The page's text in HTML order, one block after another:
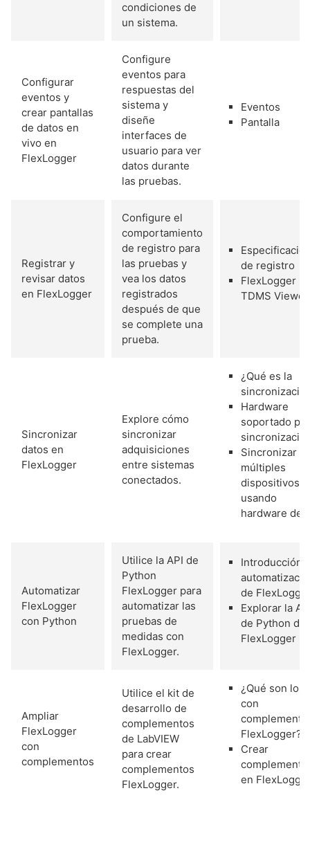
condiciones de
un sistema.
Configurar
eventos y
crear pantallas
de datos en
vivo en
FlexLogger
Configure
eventos para
respuestas del
sistema y
diseñe
interfaces de
usuario para ver
datos durante
las pruebas.
Eventos
Pantalla
Registrar y
revisar datos
en FlexLogger
Configure el
comportamiento
de registro para
las pruebas y
vea los datos
registrados
después de que
se complete una
prueba.
de registro
FlexLogger
TDMS Viewer
Sincronizar
datos en
FlexLogger
Explore cómo
sincronizar
adquisiciones
entre sistemas
conectados.
¿Qué es la
Hardware
soportado
Sincronizar
múltiples
dispositivos
usando
hardware de
Automatizar
FlexLogger
con Python
Utilice la API de
Python
FlexLogger para
automatizar las
pruebas de
medidas con
FlexLogger.
Introducción
de
Explorar la
de Python de
FlexLogger
Ampliar
FlexLogger
con
complementos
Utilice el kit de
desarrollo de
complementos
de LabVIEW
para crear
complementos
FlexLogger.
¿Qué son los
con
FlexLogger?
Crear
en